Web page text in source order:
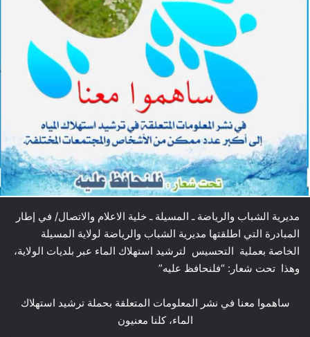
مديرية الشباب والرياضة ـ المسيلة ـ خلية الاعلام والاتصال/ في إطار
المبادرة التي اطلقتها مديرية الشباب والرياضة لولاية المسيلة
الخاصة بعملية التحسيس لترشيد استهلاك الماء عبر بلديات الولاية،
وهذا تحت شعار: “فلنحافظ عليه”
ساهموا معنا في نشر المعلومات المتعلقة بحملة ترشيد استهلاك
الماء، كلنا معنيون